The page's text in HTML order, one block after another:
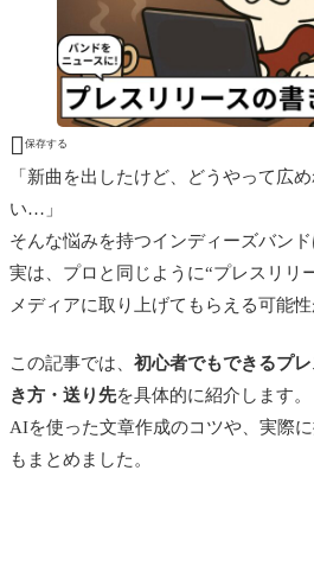
 保存する
「新曲を出したけど、どうやって広
い…」
そんな悩みを持つインディーズバンド
実は、プロと同じように“プレスリリ
メディアに取り上げてもらえる可能性
この記事では、 初心者でもできるプ
き方・送り先を具体的に紹介します。
AIを使った文章作成のコツや、実際
もまとめました。